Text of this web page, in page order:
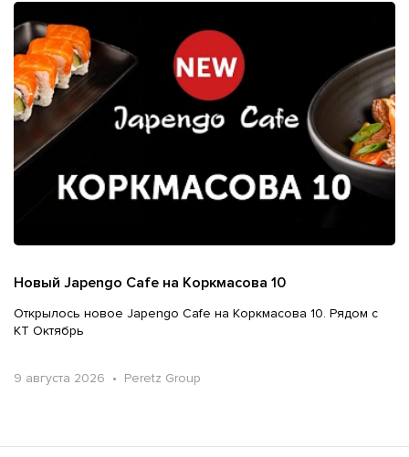
Новый Japengo Cafe на Коркмасова 10
Открылось новое Japengo Cafe на Коркмасова 10. Рядом с
КТ Октябрь
9 августа 2026 • Peretz Group